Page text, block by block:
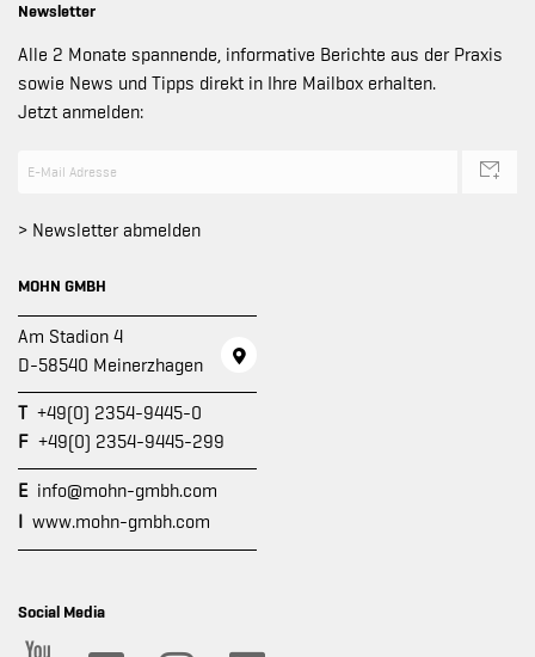
Newsletter
Alle 2 Monate spannende, informative Berichte aus der Praxis
sowie News und Tipps direkt in Ihre Mailbox erhalten.
Jetzt anmelden:
> Newsletter abmelden
MOHN GMBH
Am Stadion 4
D-58540 Meinerzhagen
T +49(0) 2354-9445-0
F +49(0) 2354-9445-299
E info@mohn-gmbh.com
I www.mohn-gmbh.com
Social Media